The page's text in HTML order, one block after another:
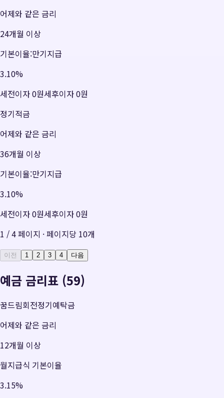
어제와 같은 금리
24개월 이상
기본이율:만기지급
3.10%
세전이자0원세후이자0원
정기적금
어제와 같은 금리
36개월 이상
기본이율:만기지급
3.10%
세전이자0원세후이자0원
1 /4페이지 · 페이지당 10개
이전 1 2 3 4 다음
예금 금리표 (59)
꿈드림회전정기예탁금
어제와 같은 금리
12개월 이상
월지급식 기본이율
3.15%